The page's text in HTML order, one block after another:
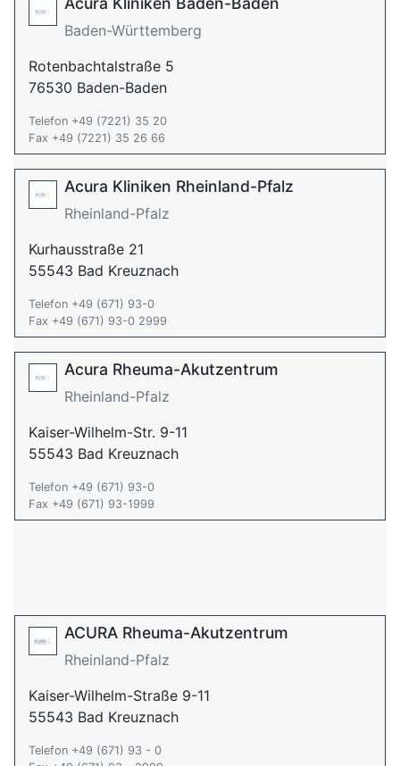
Baden-Württemberg
Rotenbachtalstraße 5
76530 Baden-Baden
Telefon +49 (7221) 35 20
Fax +49 (7221) 35 26 66
Acura Kliniken Rheinland-Pfalz
Rheinland-Pfalz
Kurhausstraße 21
55543 Bad Kreuznach
Telefon +49 (671) 93-0
Fax +49 (671) 93-0 2999
Acura Rheuma-Akutzentrum
Rheinland-Pfalz
Kaiser-Wilhelm-Str. 9-11
55543 Bad Kreuznach
Telefon +49 (671) 93-0
Fax +49 (671) 93-1999
ACURA Rheuma-Akutzentrum
Rheinland-Pfalz
Kaiser-Wilhelm-Straße 9-11
55543 Bad Kreuznach
Telefon +49 (671) 93 - 0